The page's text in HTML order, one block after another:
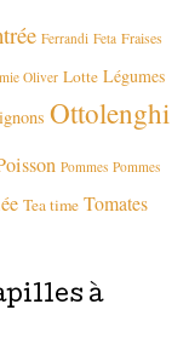
Ferrandi Feta Fraises
Oliver Lotte Légumes
Ottolenghi
Pommes Pommes
Tea time Tomates
à